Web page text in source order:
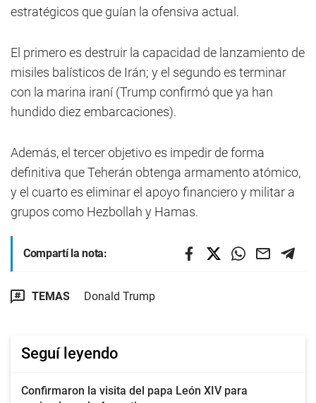
estratégicos que guían la ofensiva actual.
El primero es destruir la capacidad de lanzamiento de
misiles balísticos de Irán; y el segundo es terminar
con la marina iraní (Trump confirmó que ya han
hundido diez embarcaciones).
Además, el tercer objetivo es impedir de forma
definitiva que Teherán obtenga armamento atómico,
y el cuarto es eliminar el apoyo financiero y militar a
grupos como Hezbollah y Hamas.
Compartí la nota:
TEMAS Donald Trump
Seguí leyendo
Confirmaron la visita del papa León XIV para